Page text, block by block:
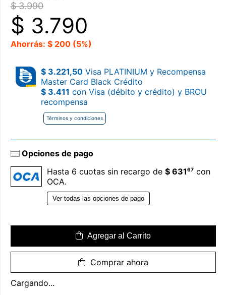
$ 3.990
$ 3.790
Ahorrás: $ 200 (5%)
$ 3.221,50 Visa PLATINIUM y Recompensa
Master Card Black Crédito
$ 3.411 con Visa (débito y crédito) y BROU
recompensa
Términos y condiciones
Opciones de pago
Hasta 6 cuotas sin recargo de $ 63167 con
OCA.
Ver todas las opciones de pago
Agregar al Carrito
Comprar ahora
Cargando...